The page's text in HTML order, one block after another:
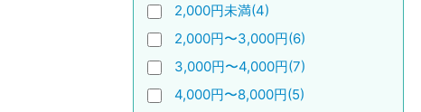
2,000円未満(4)
2,000円〜3,000円(6)
3,000円〜4,000円(7)
4,000円〜8,000円(5)